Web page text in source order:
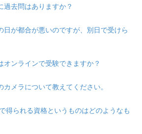
過去問はありますか？
日が都合が悪いのですが、別日で受けら
オンラインで受験できますか？
メラについて教えてください。
得られる資格というものはどのようなも